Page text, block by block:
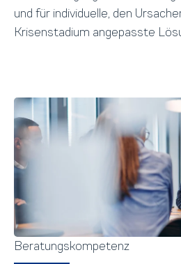
und für individuelle, den
Krisenstadium angepasste
Beratungskompetenz